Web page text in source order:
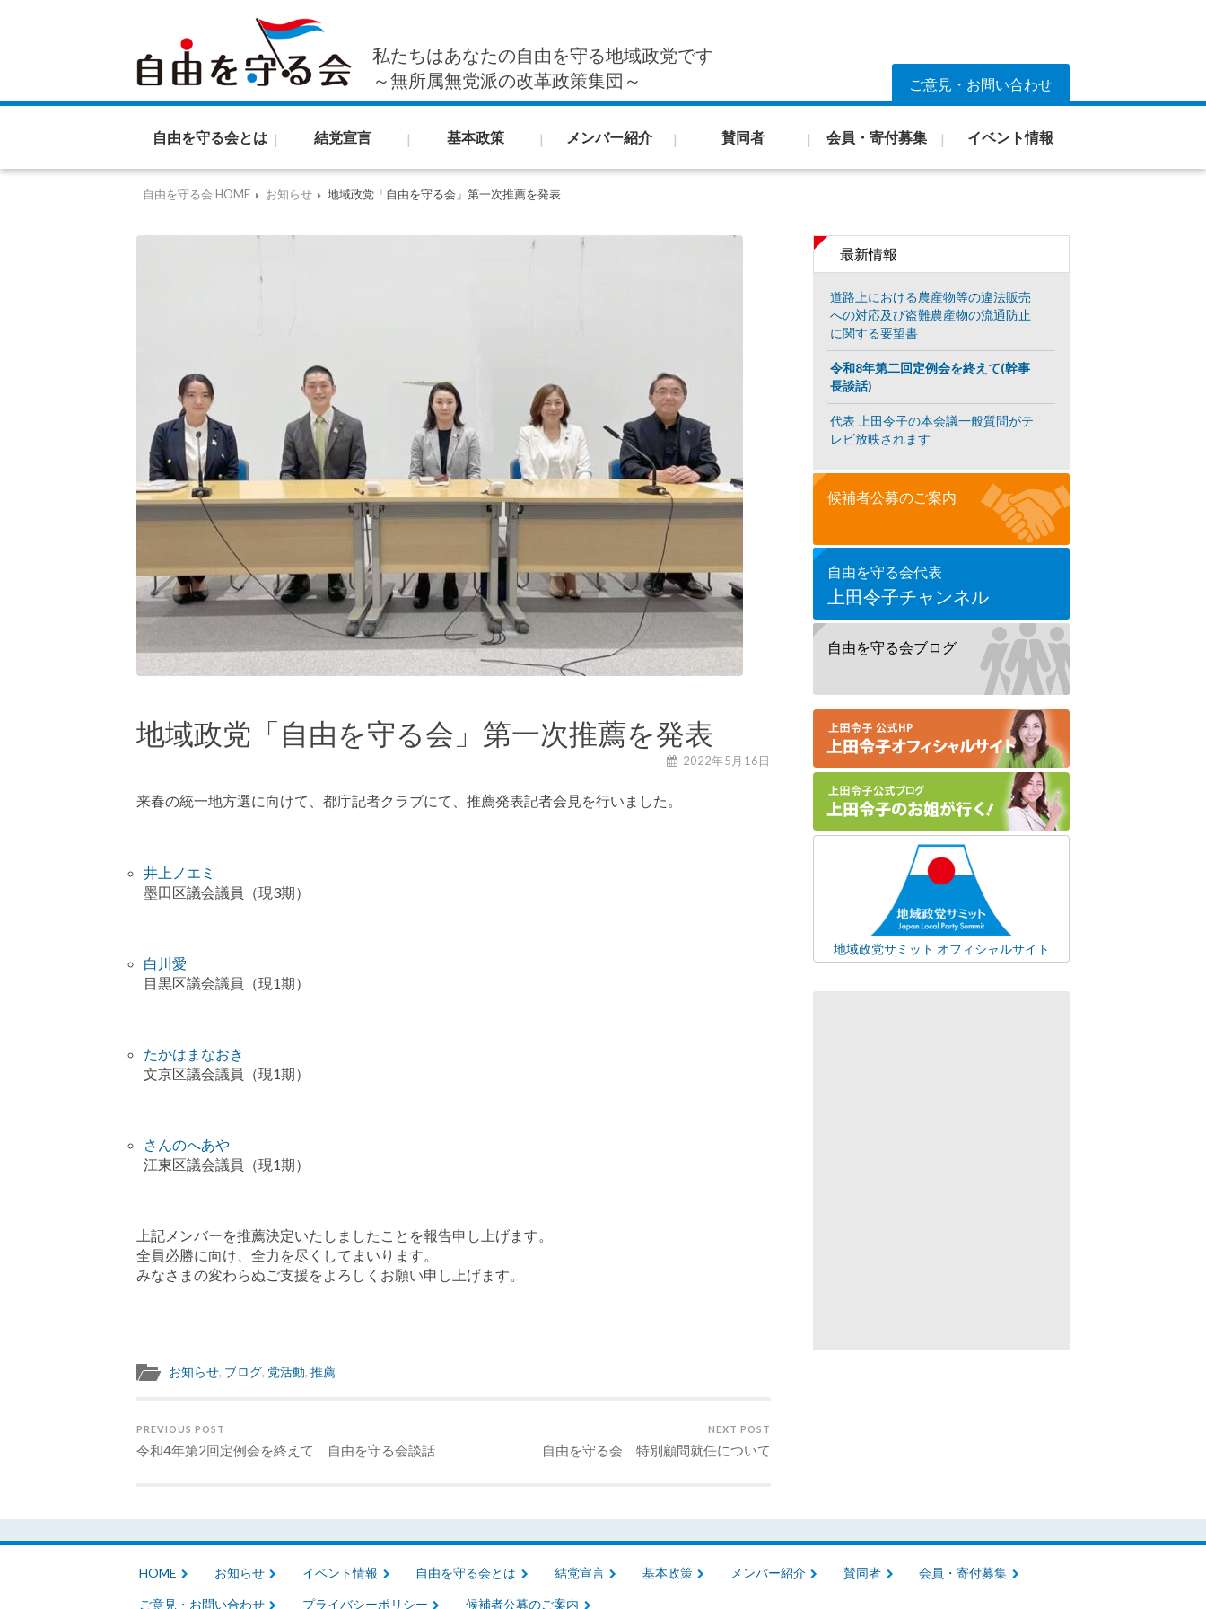
私たちはあなたの自由を守る地域政党です
～無所属無党派の改革政策集団～
ご意見・お問い合わせ
自由を守る会とは 結党宣言 基本政策 メンバー紹介 賛同者 会員・寄付募集 イベント情報
自由を守る会 HOME お知らせ 地域政党「自由を守る会」第一次推薦を発表
地域政党「自由を守る会」第一次推薦を発表
2022年5月16日
来春の統一地方選に向けて、都庁記者クラブにて、推薦発表記者会見を行いました。
井上ノエミ
墨田区議会議員（現3期）
白川愛
目黒区議会議員（現1期）
たかはまなおき
文京区議会議員（現1期）
さんのへあや
江東区議会議員（現1期）
上記メンバーを推薦決定いたしましたことを報告申し上げます。
全員必勝に向け、全力を尽くしてまいります。
みなさまの変わらぬご支援をよろしくお願い申し上げます。
お知らせ, ブログ, 党活動, 推薦
PREVIOUS POST
令和4年第2回定例会を終えて 自由を守る会談話
NEXT POST
自由を守る会 特別顧問就任について
最新情報
道路上における農産物等の違法販売
への対応及び盗難農産物の流通防止
に関する要望書
令和8年第二回定例会を終えて(幹事
長談話)
代表 上田令子の本会議一般質問がテ
レビ放映されます
候補者公募のご案内
自由を守る会代表
上田令子チャンネル
自由を守る会ブログ
地域政党サミット オフィシャルサイト
HOME お知らせ イベント情報 自由を守る会とは 結党宣言 基本政策 メンバー紹介 賛同者 会員・寄付募集
ご意見・お問い合わせ プライバシーポリシー 候補者公募のご案内